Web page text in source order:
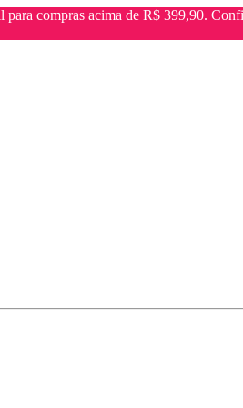
para compras acima de R$ 399,90.